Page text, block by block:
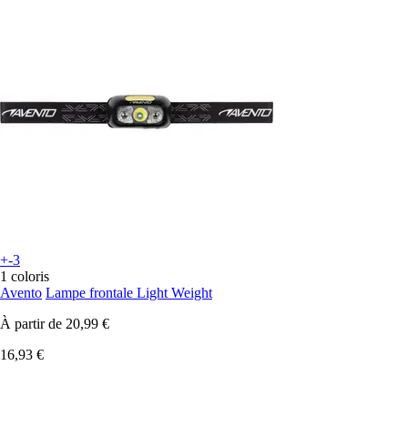
+-3
1 coloris
Avento Lampe frontale Light Weight
À partir de 20,99 €
16,93 €